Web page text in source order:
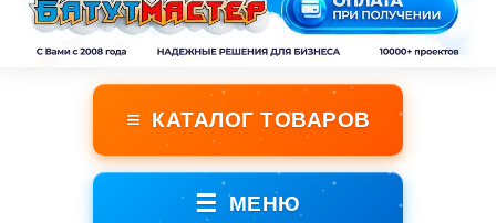
≡ КАТАЛОГ ТОВАРОВ
☰ МЕНЮ